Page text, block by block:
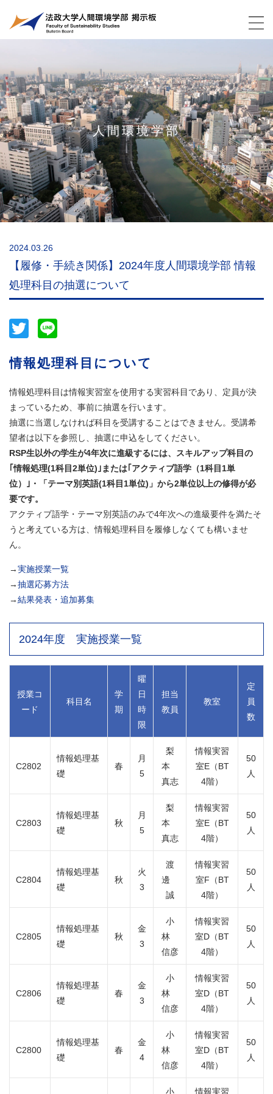
人間環境学部
2024.03.26
【履修・手続き関係】2024年度人間環境学部 情報
処理科目の抽選について
Twitter
情報処理科目について
情報処理科目は情報実習室を使用する実習科目であり、定員が決
まっているため、事前に抽選を行います。
抽選に当選しなければ科目を受講することはできません。受講希
望者は以下を参照し、抽選に申込をしてください。
RSP生以外の学生が4年次に進級するには、スキルアップ科目の
｢情報処理(1科目2単位)｣または｢アクティブ語学（1科目1単
位）｣・「テーマ別英語(1科目1単位)」から2単位以上の修得が必
要です。
アクティブ語学・テーマ別英語のみで4年次への進級要件を満たそ
うと考えている方は、情報処理科目を履修しなくても構いませ
ん。
→実施授業一覧
→抽選応募方法
→結果発表・追加募集
2024年度 実施授業一覧
授業コ
ード
科目名
学
期
曜
日
時
限
担当
教員
教室
定
員
数
C2802
情報処理基
礎
春
月
5
梨
本
真志
情報実習
室E（BT
4階）
50
人
C2803
情報処理基
礎
秋
月
5
梨
本
真志
情報実習
室E（BT
4階）
50
人
C2804
情報処理基
礎
秋
火
3
渡
邊
誠
情報実習
室F（BT
4階）
50
人
C2805
情報処理基
礎
秋
金
3
小
林
信彦
情報実習
室D（BT
4階）
50
人
C2806
情報処理基
礎
春
金
3
小
林
信彦
情報実習
室D（BT
4階）
50
人
C2800
情報処理基
礎
春
金
4
小
林
信彦
情報実習
室D（BT
4階）
50
人
小 情報実習